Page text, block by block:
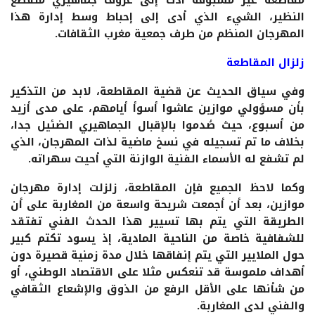
النظير، الشيء الذي أدى إلى إحباط وسط إدارة هذا
المهرجان المنظم من طرف جمعية مغرب الثقافات.
زلزال المقاطعة
وفي سياق الحديث عن قضية المقاطعة، لابد من التذكير
بأن مسؤولي موازين عاشوا أسوأ أيامهم، على مدى أزيد
من أسبوع، حيث صُدموا بالإقبال الجماهيري الضئيل جدا،
بخلاف ما تم تسجيله في نسخ ماضية لذات المهرجان، الذي
لم تشفع له الأسماء الفنية الوازنة التي أحيت سهراته.
وكما لاحظ الجميع فإن المقاطعة، زلزلت إدارة مهرجان
موازين، بعد أن أجمعت شريحة واسعة من المغاربة على أن
الطريقة التي يتم بها تسيير هذا الحدث الفني تفتقد
للشفافية خاصة من الناحية المادية، إذ يسود تكتم كبير
حول الملايير التي يتم إنفاقها خلال مدة زمنية قصيرة دون
أهداف ملموسة قد تنعكس مثلا على الاقتصاد الوطني، أو
من شأنها على الأقل الرفع من الذوق والإشعاع الثقافي
والفني لدى المغاربة.